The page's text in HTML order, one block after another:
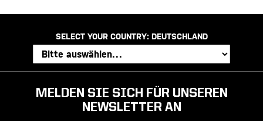
SELECT YOUR COUNTRY: DEUTSCHLAND
MELDEN SIE SICH FÜR UNSEREN
NEWSLETTER AN